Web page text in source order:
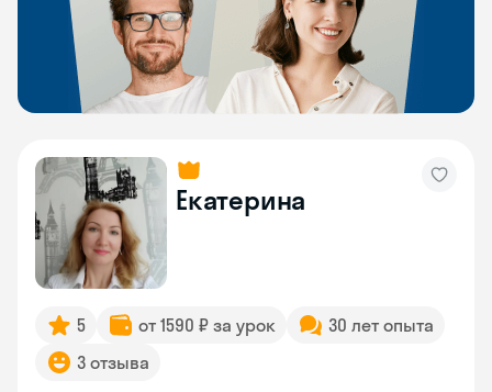
Екатерина
5 от 1590 ₽ за урок
30 лет опыта
3 отзыва